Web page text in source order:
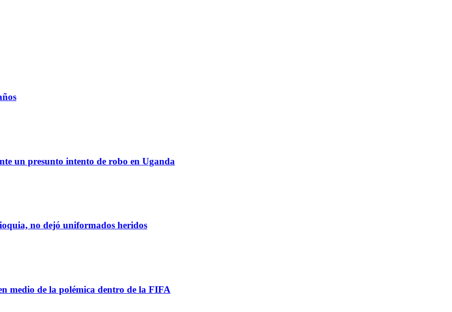
un presunto intento de robo en Uganda
no dejó uniformados heridos
medio de la polémica dentro de la FIFA